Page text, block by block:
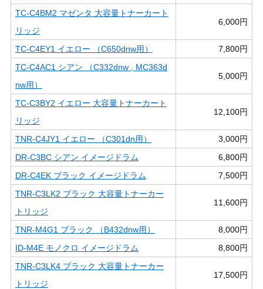
TC-C4BM2 マゼンタ 大容量トナーカート
リッジ
6,000円
TC-C4EY1 イエロー （C650dnw用）
7,800円
TC-C4AC1 シアン （C332dnw , MC363d
nw用）
5,000円
TC-C3BY2 イエロー 大容量トナーカート
リッジ
12,100円
TNR-C4JY1 イエロー （C301dn用）
3,000円
DR-C3BC シアン イメージドラム
6,800円
DR-C4EK ブラック イメージドラム
7,500円
TNR-C3LK2 ブラック 大容量トナーカー
トリッジ
11,600円
TNR-M4G1 ブラック （B432dnw用）
8,000円
ID-M4E モノクロ イメージドラム
8,800円
TNR-C3LK4 ブラック 大容量トナーカー
トリッジ
17,500円